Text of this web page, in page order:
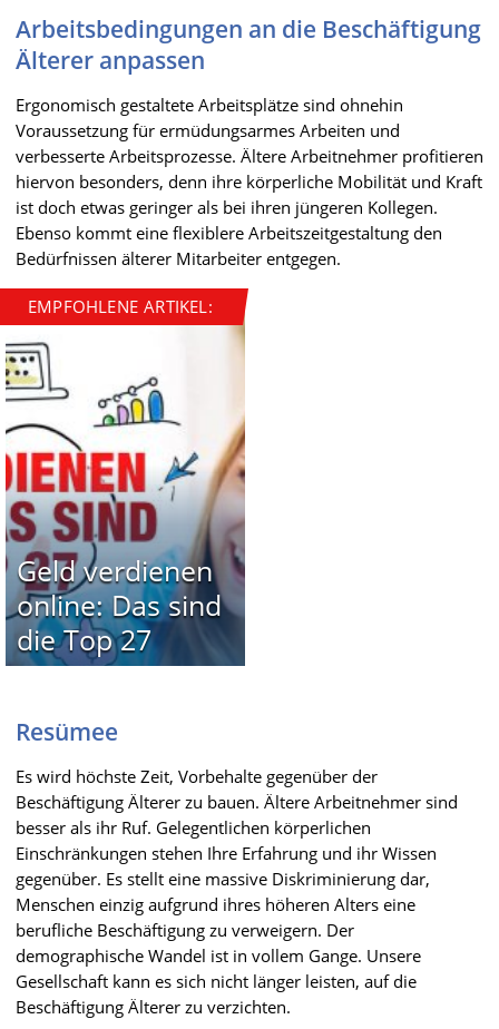
Arbeitsbedingungen an die Beschäftigung
Älterer anpassen
Ergonomisch gestaltete Arbeitsplätze sind ohnehin
Voraussetzung für ermüdungsarmes Arbeiten und
verbesserte Arbeitsprozesse. Ältere Arbeitnehmer profitieren
hiervon besonders, denn ihre körperliche Mobilität und Kraft
ist doch etwas geringer als bei ihren jüngeren Kollegen.
Ebenso kommt eine flexiblere Arbeitszeitgestaltung den
Bedürfnissen älterer Mitarbeiter entgegen.
EMPFOHLENE ARTIKEL:
Geld verdienen
online: Das sind
die Top 27
Resümee
Es wird höchste Zeit, Vorbehalte gegenüber der
Beschäftigung Älterer zu bauen. Ältere Arbeitnehmer sind
besser als ihr Ruf. Gelegentlichen körperlichen
Einschränkungen stehen Ihre Erfahrung und ihr Wissen
gegenüber. Es stellt eine massive Diskriminierung dar,
Menschen einzig aufgrund ihres höheren Alters eine
berufliche Beschäftigung zu verweigern. Der
demographische Wandel ist in vollem Gange. Unsere
Gesellschaft kann es sich nicht länger leisten, auf die
Beschäftigung Älterer zu verzichten.